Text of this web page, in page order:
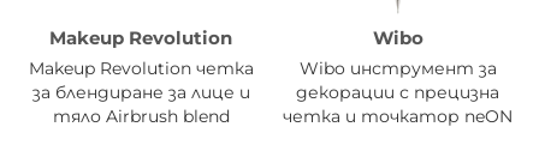
Makeup Revolution
Makeup Revolution четка
за блендиране за лице и
тяло Airbrush blend
Wibo
Wibo инструмент за
декорации с прецизна
четка и точкатор neON